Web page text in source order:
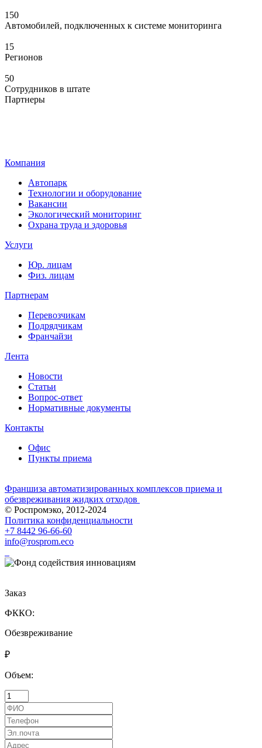
150
Автомобилей, подключенных к системе мониторинга
15
Регионов
50
Сотрудников в штате
Партнеры
Компания
Автопарк
Технологии и оборудование
Вакансии
Экологический мониторинг
Охрана труда и здоровья
Услуги
Юр. лицам
Физ. лицам
Партнерам
Перевозчикам
Подрядчикам
Франчайзи
Лента
Новости
Статьи
Вопрос-ответ
Нормативные документы
Контакты
Офис
Пункты приема
Франшиза автоматизированных комплексов приема и
обезвреживания жидких отходов
© Роспромэко, 2012-2024
Политика конфиденциальности
+7 8442 96-66-60
info@rosprom.eco
Заказ
ФККО:
Обезвреживание
₽
Объем: